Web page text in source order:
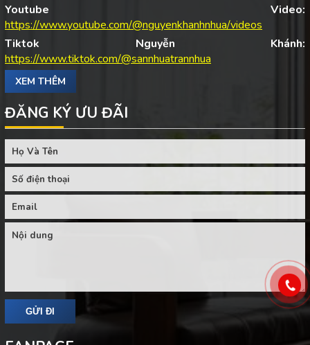
Youtube Video:
https://www.youtube.com/@nguyenkhanhnhua/videos
Tiktok Nguyễn Khánh:
https://www.tiktok.com/@sannhuatrannhua
XEM THÊM
ĐĂNG KÝ ƯU ĐÃI